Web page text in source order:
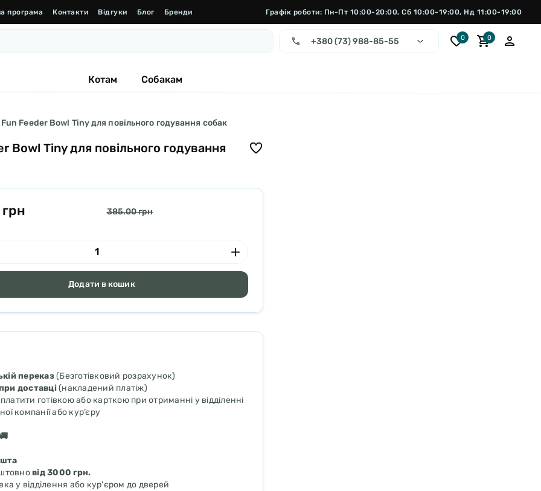
програма Контакти Відгуки Блог Бренди Графік роботи: Пн-Пт 10:00-20:00, Сб 10:00-19:00, Нд 11:00-19:00
+380 (73) 988-85-55 0 0
Котам Собакам
Feeder Bowl Tiny для повільного годування собак
Bowl Tiny для повільного годування
385.00 грн
Додати в кошик
переказ(Безготівковий розрахунок)
доставці(накладений платіж)
готівкою або карткою при отриманні у відділенні
компанії або кур’єру
від 3000 грн.
у відділення або кур'єром до дверей